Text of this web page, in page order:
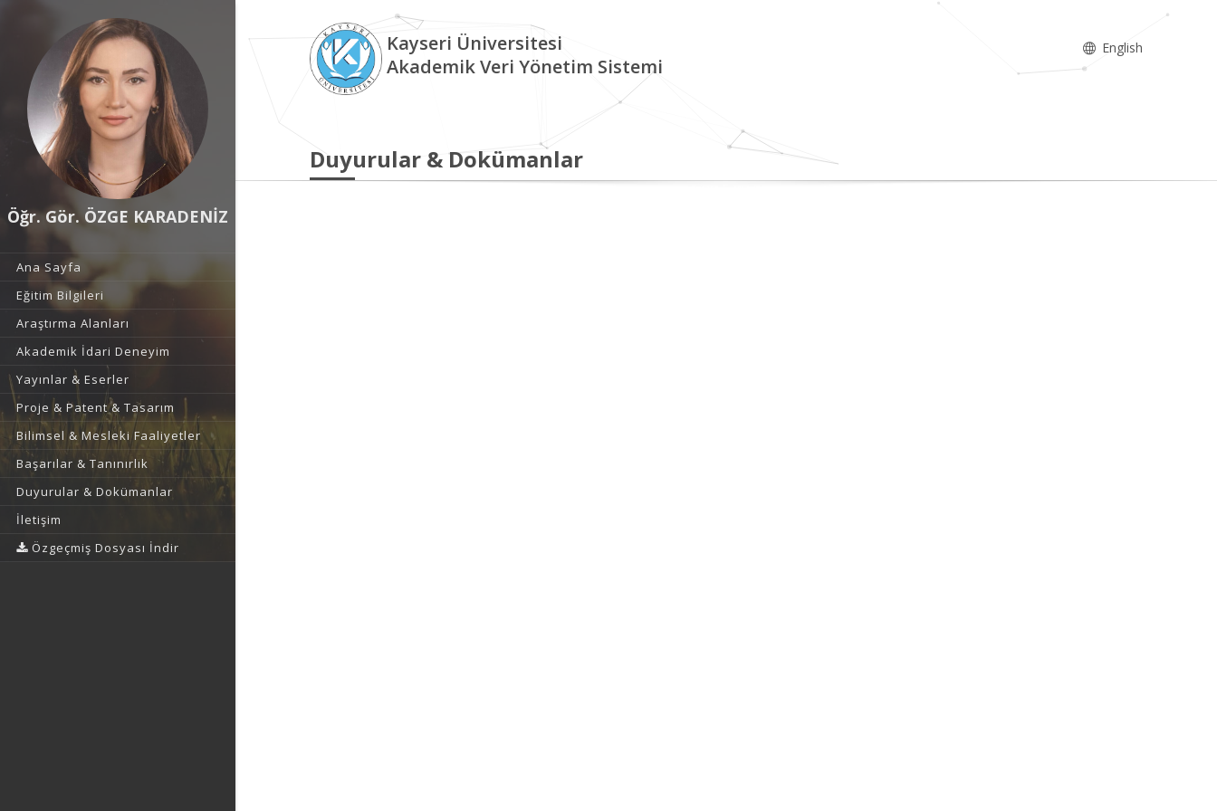
Öğr. Gör. ÖZGE KARADENİZ
Ana Sayfa
Eğitim Bilgileri
Araştırma Alanları
Akademik İdari Deneyim
Yayınlar & Eserler
Proje & Patent & Tasarım
Bilimsel & Mesleki Faaliyetler
Başarılar & Tanınırlık
Duyurular & Dokümanlar
İletişim
Özgeçmiş Dosyası İndir
Kayseri Üniversitesi
Akademik Veri Yönetim Sistemi
English
Duyurular & Dokümanlar